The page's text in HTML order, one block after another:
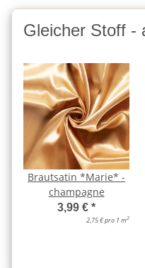
Gleicher Stoff -
Brautsatin *Marie* -
champagne
3,99 € *
2,75 € pro 1 m2